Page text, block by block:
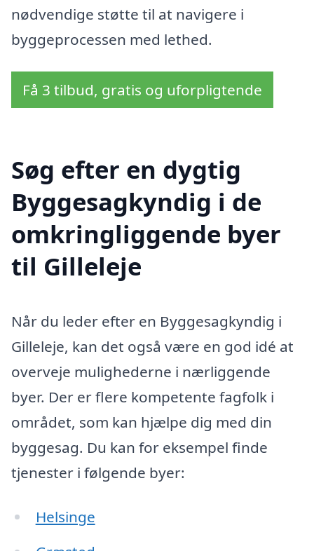
nødvendige støtte til at navigere i
byggeprocessen med lethed.
Få 3 tilbud, gratis og uforpligtende
Søg efter en dygtig
Byggesagkyndig i de
omkringliggende byer
til Gilleleje
Når du leder efter en Byggesagkyndig i
Gilleleje, kan det også være en god idé at
overveje mulighederne i nærliggende
byer. Der er flere kompetente fagfolk i
området, som kan hjælpe dig med din
byggesag. Du kan for eksempel finde
tjenester i følgende byer:
Helsinge